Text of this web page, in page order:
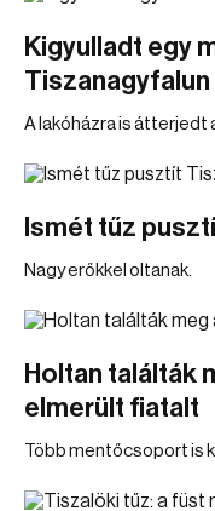
Kigyulladt egy
Tiszanagyfalun
A lakóházra is átterjedt
Ismét tűz
Nagy erőkkel oltanak.
Holtan találták
elmerült fiatalt
Több mentőcsoport is